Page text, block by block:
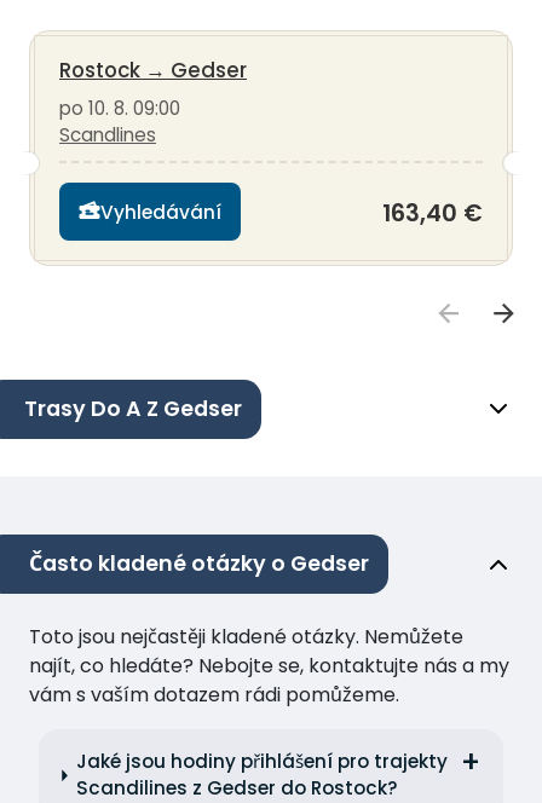
Rostock → Gedser
po 10. 8. 09:00
Scandlines
Vyhledávání 163,40 €
Trasy Do A Z Gedser
Často kladené otázky o Gedser
Toto jsou nejčastěji kladené otázky. Nemůžete
najít, co hledáte? Nebojte se, kontaktujte nás a my
vám s vaším dotazem rádi pomůžeme.
Jaké jsou hodiny přihlášení pro trajekty
Scandilines z Gedser do Rostock?